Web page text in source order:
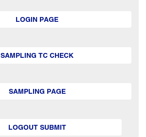
LOGIN PAGE
SAMPLING TC CHECK
SAMPLING PAGE
LOGOUT SUBMIT